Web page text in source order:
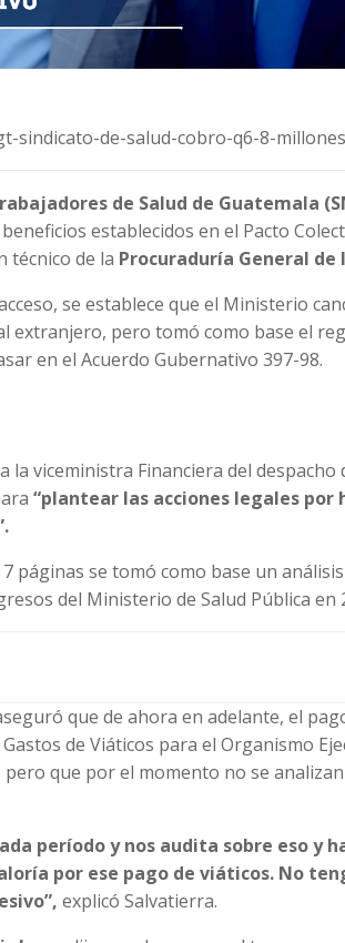
de-salud-cobro-q6-8-
de Salud de Guatemala
establecidos en el Pacto
técnico de la Procuraduría General de
se establece que el Ministerio
extranjero, pero tomó como base el
en el Acuerdo Gubernativo 397-98.
la viceministra Financiera del despacho
“plantear las acciones legales por
páginas se tomó como base un
del Ministerio de Salud Pública en
que de ahora en adelante, el
de Viáticos para el Organismo
que por el momento no se
período y nos audita sobre eso y
por ese pago de viáticos. No
explicó Salvatierra.